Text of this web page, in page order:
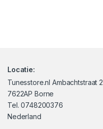
Locatie:
Tunesstore.nl Ambachtstraat 2
7622AP Borne
Tel. 0748200376
Nederland